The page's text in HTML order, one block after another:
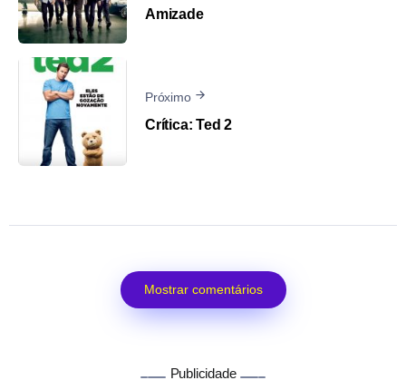
Amizade
Próximo
Crítica: Ted 2
Mostrar comentários
Publicidade